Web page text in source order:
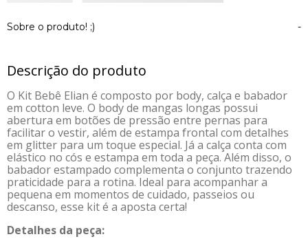
Sobre o produto! ;) -
Descrição do produto
O Kit Bebê Elian é composto por body, calça e babador
em cotton leve. O body de mangas longas possui
abertura em botões de pressão entre pernas para
facilitar o vestir, além de estampa frontal com detalhes
em glitter para um toque especial. Já a calça conta com
elástico no cós e estampa em toda a peça. Além disso, o
babador estampado complementa o conjunto trazendo
praticidade para a rotina. Ideal para acompanhar a
pequena em momentos de cuidado, passeios ou
descanso, esse kit é a aposta certa!
Detalhes da peça: